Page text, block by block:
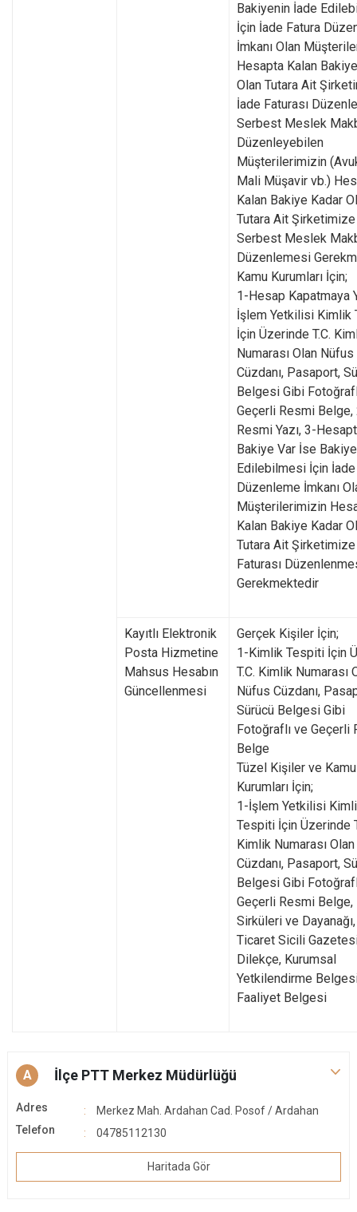
Bakiyenin İade
İçin İade Fatura
İmkanı Olan
Hesapta Kalan
Olan Tutara Ait
İade Faturası
Serbest Meslek
Düzenleyebilen
Müşterilerimizin
Mali Müşavir vb.)
Kalan Bakiye Kadar
Tutara Ait
Serbest Meslek
Düzenlemesi
Kamu Kurumları İçin;
1-Hesap Kapatmaya
İşlem Yetkilisi Kimlik
İçin Üzerinde T.C.
Numarası Olan Nüfus
Cüzdanı, Pasaport,
Belgesi Gibi
Geçerli Resmi Belge,
Resmi Yazı, 3-
Bakiye Var İse
Edilebilmesi İçin İade
Düzenleme İmkanı
Müşterilerimizin
Kalan Bakiye Kadar
Tutara Ait
Faturası
Gerekmektedir
Kayıtlı Elektronik
Posta Hizmetine
Mahsus Hesabın
Güncellenmesi
Gerçek Kişiler İçin;
1-Kimlik Tespiti İçin
T.C. Kimlik Numarası
Nüfus Cüzdanı,
Sürücü Belgesi Gibi
Fotoğraflı ve Geçerli
Belge
Tüzel Kişiler ve Kamu
Kurumları İçin;
1-İşlem Yetkilisi
Tespiti İçin Üzerinde
Kimlik Numarası
Cüzdanı, Pasaport,
Belgesi Gibi
Geçerli Resmi Belge,
Sirküleri ve
Ticaret Sicili
Dilekçe, Kurumsal
Yetkilendirme
Faaliyet Belgesi
A İlçe PTT Merkez Müdürlüğü
Adres
Merkez Mah. Ardahan Cad. Posof / Ardahan
Telefon
04785112130
Haritada Gör